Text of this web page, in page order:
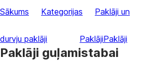
Sākums Kategorijas Paklāji un
durvju paklāji PaklājiPaklāji
Paklāji guļamistabai